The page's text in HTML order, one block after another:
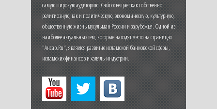
самую широкую аудиторию. Сайт освещает как собственно
религиозную, так и политическую, экономическую, культурную,
общественную жизнь мусульман России и зарубежья. Одной из
наиболее актуальных тем, которые находят место на страницах
"Ансар.Ru", является развитие исламской банковской сферы,
исламских финансов и халяль-индустрии.